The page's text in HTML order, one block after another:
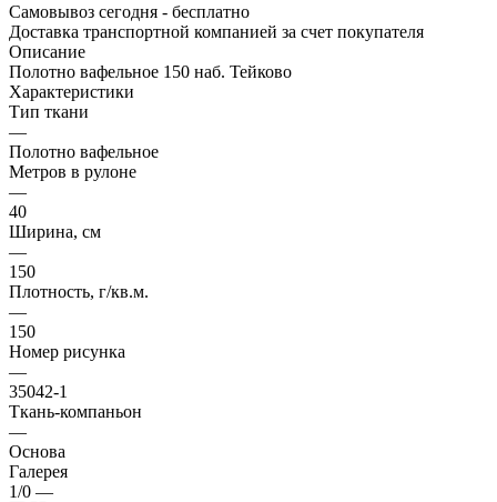
Самовывоз сегодня - бесплатно
Доставка транспортной компанией за счет покупателя
Описание
Полотно вафельное 150 наб. Тейково
Характеристики
Тип ткани
—
Полотно вафельное
Метров в рулоне
—
40
Ширина, см
—
150
Плотность, г/кв.м.
—
150
Номер рисунка
—
35042-1
Ткань-компаньон
—
Основа
Галерея
1/0 —